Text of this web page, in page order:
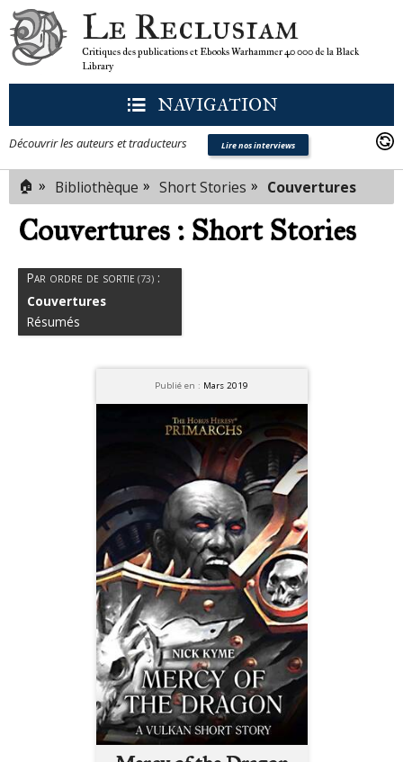
Le Reclusiam
Critiques des publications et Ebooks Warhammer 40 000 de la Black
Library
NAVIGATION
Découvrir les auteurs et traducteurs Lire nos interviews
🏠 » Bibliothèque » Short Stories » Couvertures
Couvertures : Short Stories
Par ordre de sortie (73) :
Couvertures
Résumés
Publié en : Mars 2019